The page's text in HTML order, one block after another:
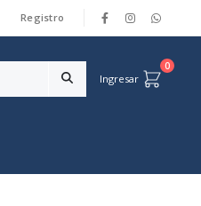
Registro
Ingresar
0